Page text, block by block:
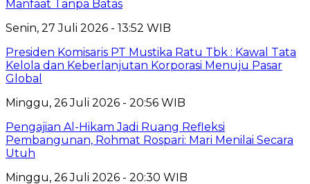
Manfaat Tanpa Batas
Senin, 27 Juli 2026 - 13:52 WIB
Presiden Komisaris PT Mustika Ratu Tbk : Kawal Tata
Kelola dan Keberlanjutan Korporasi Menuju Pasar
Global
Minggu, 26 Juli 2026 - 20:56 WIB
Pengajian Al-Hikam Jadi Ruang Refleksi
Pembangunan, Rohmat Rospari: Mari Menilai Secara
Utuh
Minggu, 26 Juli 2026 - 20:30 WIB